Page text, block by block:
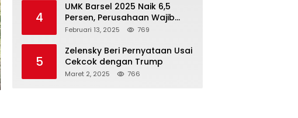
4
UMK Barsel 2025 Naik 6,5
Persen, Perusahaan Wajib
Taat
Februari 13, 2025 769
5
Zelensky Beri Pernyataan Usai
Cekcok dengan Trump
Maret 2, 2025 766